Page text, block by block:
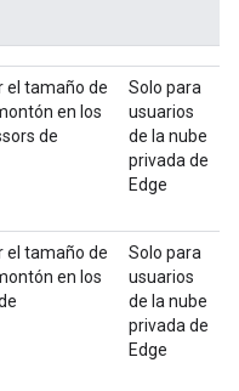
el tamaño de
en los
de
Solo para
usuarios
de la nube
privada de
Edge
el tamaño de
en los
Solo para
usuarios
de la nube
privada de
Edge